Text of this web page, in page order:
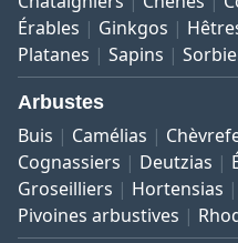
Érables
Ginkgos
Platanes
Sapins
Arbustes
Buis Camélias
Cognassiers
Deutzias
Groseilliers
Hortensias
Pivoines arbustives